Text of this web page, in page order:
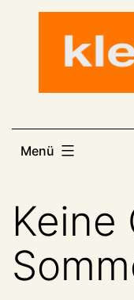
Menü
Keine